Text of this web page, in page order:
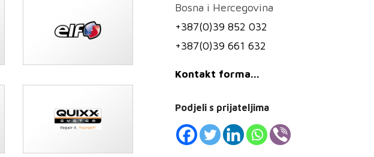
Bosna i Hercegovina
+387(0)39 852 032
+387(0)39 661 632
Kontakt forma...
Podjeli s prijateljima